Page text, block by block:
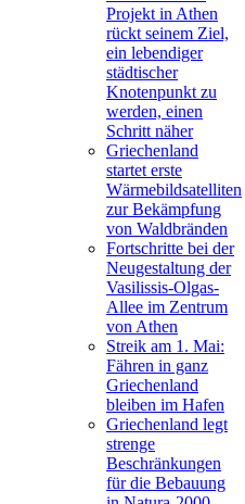
Projekt in Athen
rückt seinem Ziel,
ein lebendiger
städtischer
Knotenpunkt zu
werden, einen
Schritt näher
Griechenland
startet erste
Wärmebildsatelliten
zur Bekämpfung
von Waldbränden
Fortschritte bei der
Neugestaltung der
Vasilissis-Olgas-
Allee im Zentrum
von Athen
Streik am 1. Mai:
Fähren in ganz
Griechenland
bleiben im Hafen
Griechenland legt
strenge
Beschränkungen
für die Bebauung